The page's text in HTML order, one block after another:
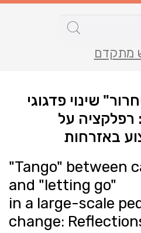
מתקדם
שינוי פדגוגי
על
באזרחות
"Tango" between
and "letting go"
in a large-scale
change: